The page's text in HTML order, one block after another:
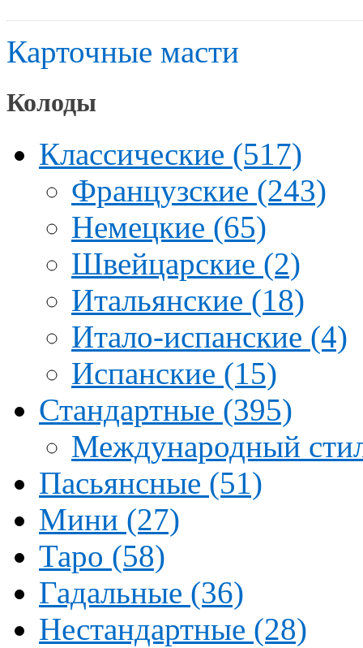
Карточные масти
Колоды
Классические (517)
Французские (243)
Немецкие (65)
Швейцарские (2)
Итальянские (18)
Итало-испанские (4)
Испанские (15)
Стандартные (395)
Международный
Пасьянсные (51)
Мини (27)
Таро (58)
Гадальные (36)
Нестандартные (28)